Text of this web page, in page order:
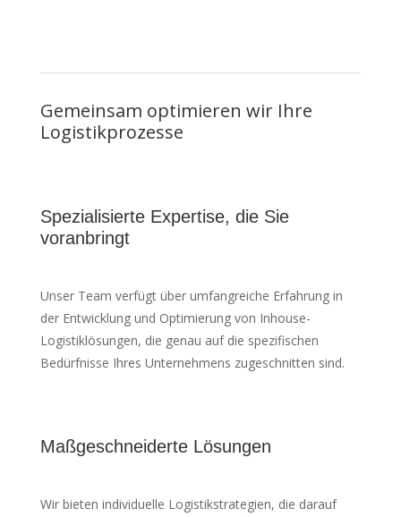
Gemeinsam optimieren wir Ihre
Logistikprozesse
Spezialisierte Expertise, die Sie
voranbringt
Unser Team verfügt über umfangreiche Erfahrung in
der Entwicklung und Optimierung von Inhouse-
Logistiklösungen, die genau auf die spezifischen
Bedürfnisse Ihres Unternehmens zugeschnitten sind.
Maßgeschneiderte Lösungen
Wir bieten individuelle Logistikstrategien, die darauf